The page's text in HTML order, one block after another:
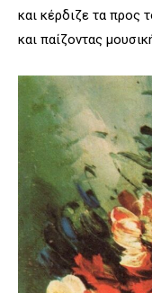
και κέρδιζε τα προς
και παίζοντας